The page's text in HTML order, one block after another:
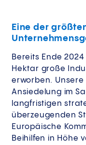
Eine der
Bereits Ende
Hektar große
erworben.
Ansiedelung im
langfristigen
überzeugenden
Europäische
Beihilfen in Höhe